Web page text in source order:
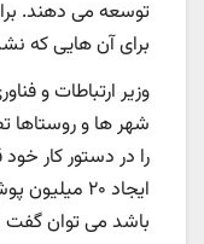
برای آن هایی که
وزیر ارتباطات و
شهر ها و روستاها
را در دستور کار خود
ایجاد ۲۰
باشد می توان گفت